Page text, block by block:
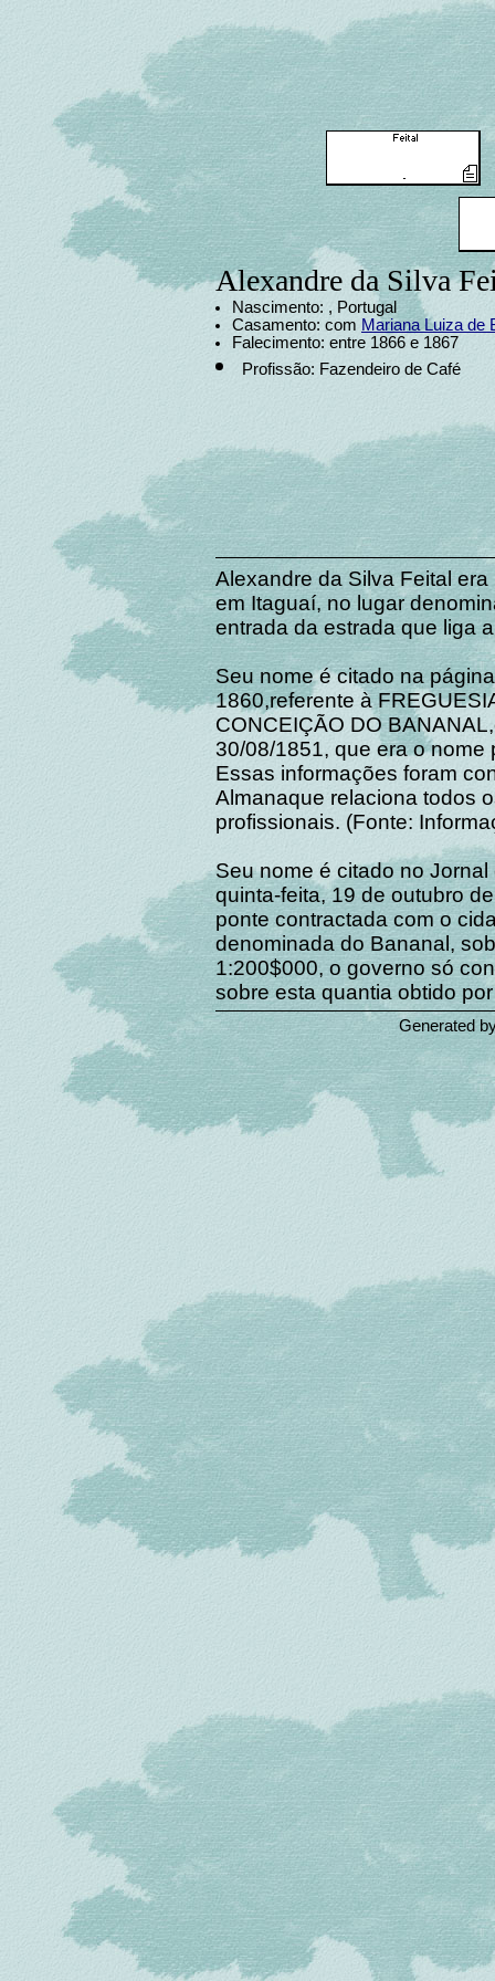
Alexandre da Silva
Nascimento: , Portugal
Casamento: com Mariana Luiza de
Falecimento: entre 1866 e 1867
Profissão: Fazendeiro de Café
Alexandre da Silva Feital
em Itaguaí, no lugar
entrada da estrada que liga
Seu nome é citado na
1860,referente à
CONCEIÇÃO DO
30/08/1851, que era o nome
Essas informações foram
Almanaque relaciona todos
profissionais. (Fonte:
Seu nome é citado no
quinta-feita, 19 de outubro
ponte contractada com o
denominada do Bananal,
1:200$000, o governo só
sobre esta quantia obtido
Generated